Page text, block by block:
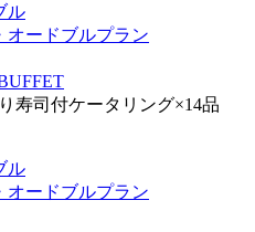
ル
オードブルプラン
寿司付ケータリング×14品
ル
オードブルプラン